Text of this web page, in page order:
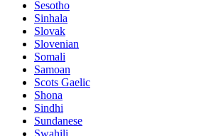
Sesotho
Sinhala
Slovak
Slovenian
Somali
Samoan
Scots Gaelic
Shona
Sindhi
Sundanese
Swahili